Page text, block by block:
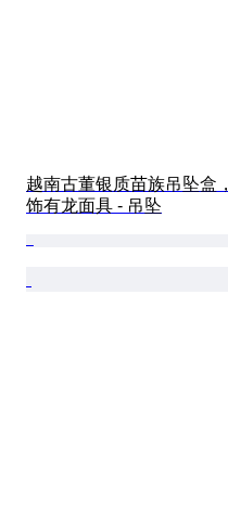
越南古董银质苗族吊坠盒，
饰有龙面具 - 吊坠